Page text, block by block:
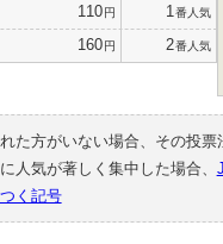
110円 1 番人気
160円 2番人気
た方がいない場合、その投
人気が著しく集中した場合、
く記号